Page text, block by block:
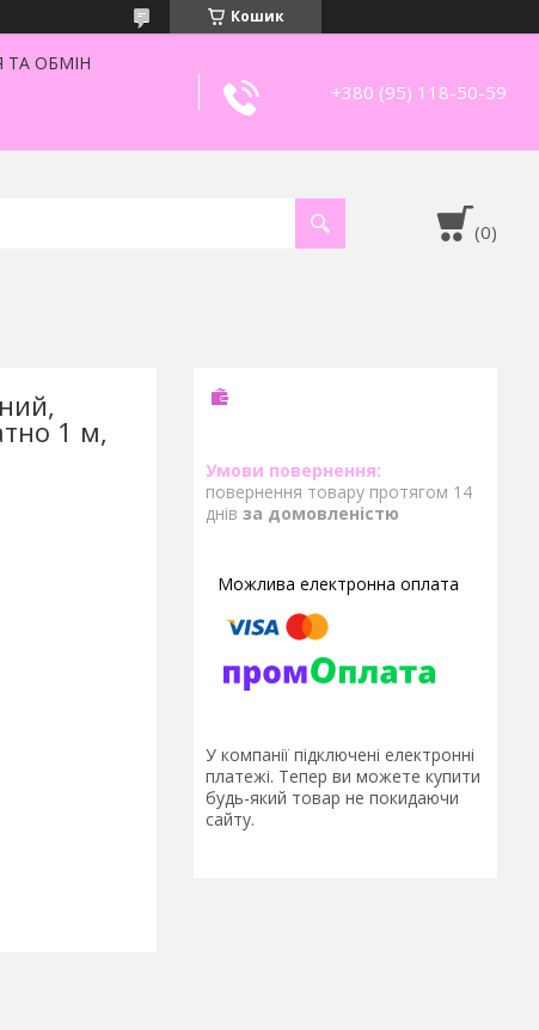
Кошик
ТА ОБМІН
+380 (95) 118-50-59
1 м,
повернення товару протягом 14
днів за домовленістю
У компанії підключені електронні
платежі. Тепер ви можете купити
будь-який товар не покидаючи
сайту.